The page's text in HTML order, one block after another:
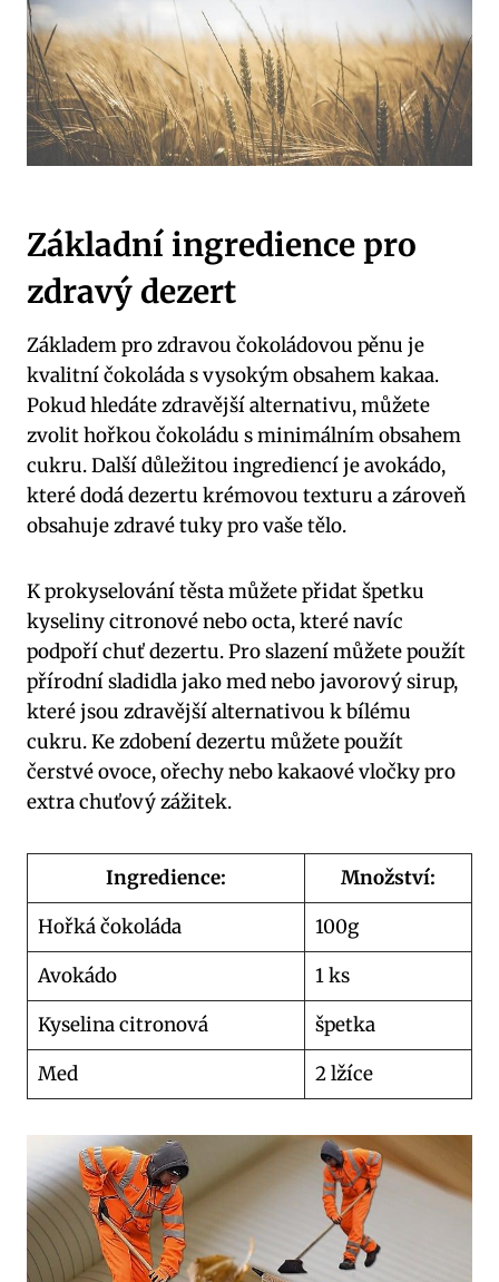
Základní ingredience pro
zdravý dezert
Základem pro zdravou čokoládovou pěnu je
kvalitní čokoláda s vysokým obsahem kakaa.
Pokud hledáte zdravější alternativu, můžete
zvolit hořkou čokoládu s minimálním obsahem
cukru. Další důležitou ingrediencí je avokádo,
které dodá dezertu krémovou texturu a zároveň
obsahuje zdravé tuky pro vaše tělo.
K prokyselování těsta můžete přidat špetku
kyseliny citronové nebo octa, které navíc
podpoří chuť dezertu. Pro slazení můžete použít
přírodní sladidla jako med nebo javorový sirup,
které jsou zdravější alternativou k bílému
cukru. Ke zdobení dezertu můžete použít
čerstvé ovoce, ořechy nebo kakaové vločky pro
extra chuťový zážitek.
Ingredience:
Množství:
Hořká čokoláda
100g
Avokádo
1 ks
Kyselina citronová
špetka
Med
2 lžíce